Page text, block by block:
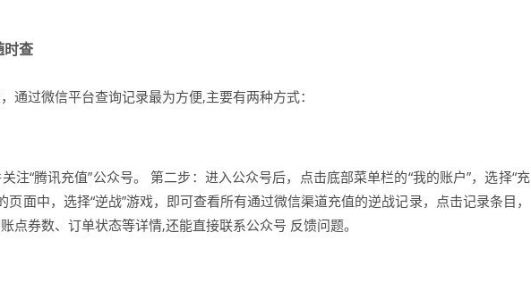
时查
通过微信平台查询记录最为方便,主要有两种方式：
注“腾讯充值”公众号。 第二步：进入公众号后，点击底部菜单栏的“我的账户”，选择“充
页面中，选择“逆战”游戏，即可查看所有通过微信渠道充值的逆战记录，点击记录条目，
点券数、订单状态等详情,还能直接联系公众号 反馈问题。